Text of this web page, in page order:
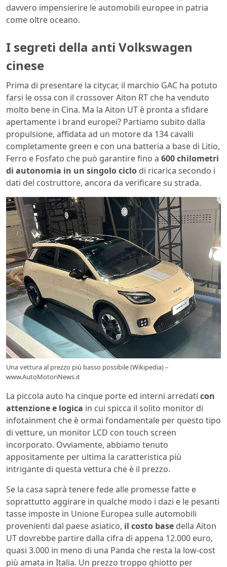
davvero impensierire le automobili europee in patria
come oltre oceano.
I segreti della anti Volkswagen
cinese
Prima di presentare la citycar, il marchio GAC ha potuto
farsi le ossa con il crossover Aiton RT che ha venduto
molto bene in Cina. Ma la Aiton UT è pronta a sfidare
apertamente i brand europei? Partiamo subito dalla
propulsione, affidata ad un motore da 134 cavalli
completamente green e con una batteria a base di Litio,
Ferro e Fosfato che può garantire fino a 600 chilometri
di autonomia in un singolo ciclo di ricarica secondo i
dati del costruttore, ancora da verificare su strada.
Una vettura al prezzo più basso possibile (Wikipedia) –
www.AutoMotoriNews.it
La piccola auto ha cinque porte ed interni arredati con
attenzione e logica in cui spicca il solito monitor di
infotainment che è ormai fondamentale per questo tipo
di vetture, un monitor LCD con touch screen
incorporato. Ovviamente, abbiamo tenuto
appositamente per ultima la caratteristica più
intrigante di questa vettura che è il prezzo.
Se la casa saprà tenere fede alle promesse fatte e
soprattutto aggirare in qualche modo i dazi e le pesanti
tasse imposte in Unione Europea sulle automobili
provenienti dal paese asiatico, il costo base della Aiton
UT dovrebbe partire dalla cifra di appena 12.000 euro,
quasi 3.000 in meno di una Panda che resta la low-cost
più amata in Italia. Un prezzo troppo ghiotto per